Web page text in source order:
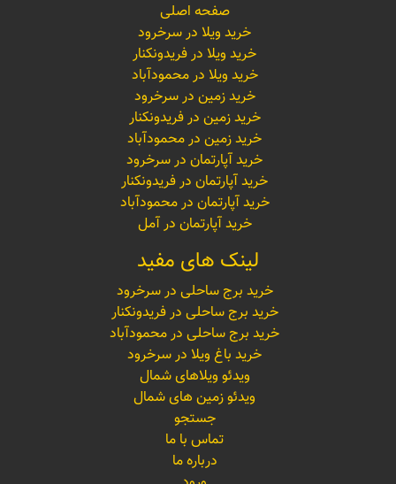
صفحه اصلی
خرید ویلا در سرخرود
خرید ویلا در فریدونکنار
خرید ویلا در محمودآباد
خرید زمین در سرخرود
خرید زمین در فریدونکنار
خرید زمین در محمودآباد
خرید آپارتمان در سرخرود
خرید آپارتمان در فریدونکنار
خرید آپارتمان در محمودآباد
خرید آپارتمان در آمل
لینک های مفید
خرید برج ساحلی در سرخرود
خرید برج ساحلی در فریدونکنار
خرید برج ساحلی در محمودآباد
خرید باغ ویلا در سرخرود
ویدئو ویلاهای شمال
ویدئو زمین های شمال
جستجو
تماس با ما
درباره ما